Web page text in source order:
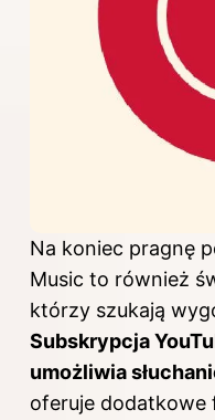
Na koniec pragnę
Music to również
którzy szukają
Subskrypcja
umożliwia
oferuje dodatkowe